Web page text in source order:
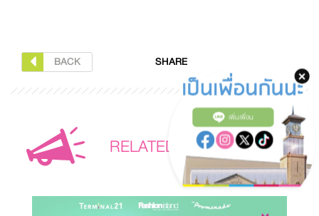
เพิ่มเพื่อน
BACK SHARE
RELATED PROMOTION